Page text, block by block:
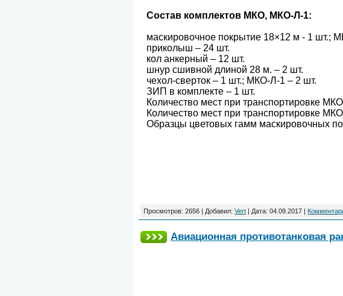
Состав комплектов МКО, МКО-Л-1:
маскировочное покрытие 18×12 м - 1 шт.;
приколыш – 24 шт.
кол анкерный – 12 шт.
шнур сшивной длиной 28 м. – 2 шт.
чехол-сверток – 1 шт.; МКО-Л-1 – 2 шт.
ЗИП в комплекте – 1 шт.
Количество мест при транспортировке
Количество мест при транспортировке
Образцы цветовых гамм маскировочных
Просмотров: 2656 Добавил: Vert Дата: 04.09.2017
Авиационная противотанковая